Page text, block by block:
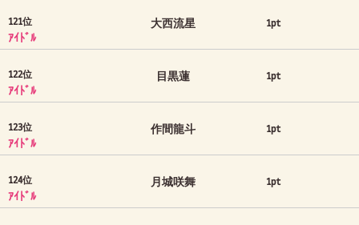
121位
ｱｲﾄﾞﾙ
大西流星 1pt
122位
ｱｲﾄﾞﾙ
目黒蓮 1pt
123位
ｱｲﾄﾞﾙ
作間龍斗 1pt
124位
ｱｲﾄﾞﾙ
月城咲舞 1pt